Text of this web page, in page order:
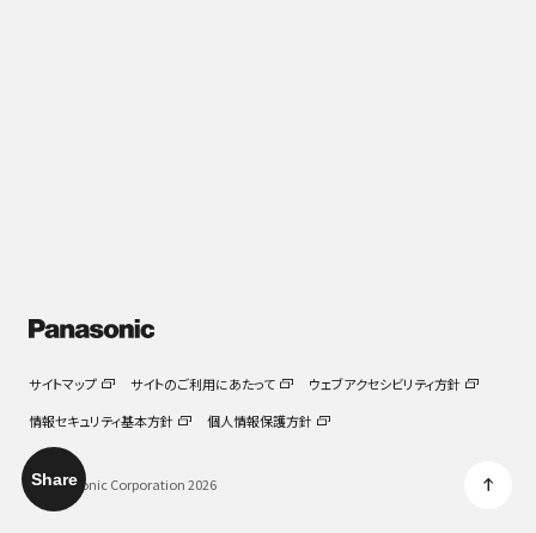
Share
サイトマップ サイトのご利用にあたって
ウェブアクセシビリティ方針
情報セキュリティ基本方針
個人情報保護方針
© Panasonic Corporation 2026